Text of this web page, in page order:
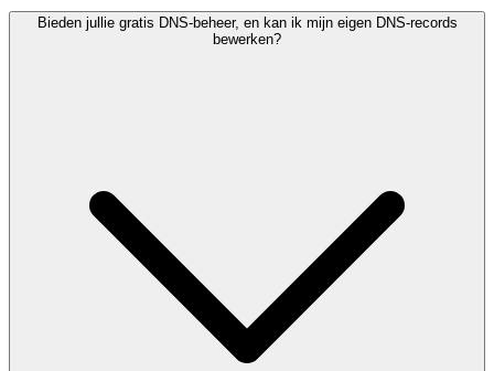
Bieden jullie gratis DNS-beheer, en kan ik mijn eigen DNS-records
bewerken?